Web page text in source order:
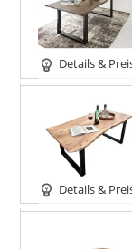
Details &
Details &